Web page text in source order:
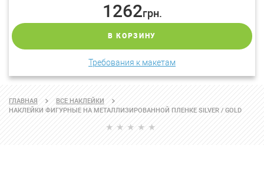
1262грн.
В КОРЗИНУ
Требования к макетам
ГЛАВНАЯ
ВСЕ НАКЛЕЙКИ
НАКЛЕЙКИ ФИГУРНЫЕ НА МЕТАЛЛИЗИРОВАННОЙ ПЛЕНКЕ SILVER / GOLD